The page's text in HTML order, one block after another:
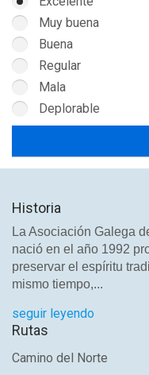
Muy buena
Buena
Regular
Mala
Deplorable
Historia
La Asociación Galega
nació en el año 1992
preservar el espíritu
mismo tiempo,...
seguir leyendo
Rutas
Camino del Norte